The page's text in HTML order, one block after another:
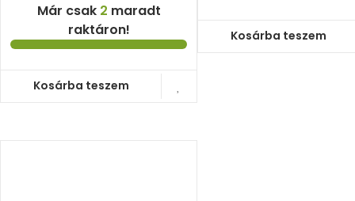
Már csak 2 maradt
raktáron!
Kosárba teszem
Kosárba teszem